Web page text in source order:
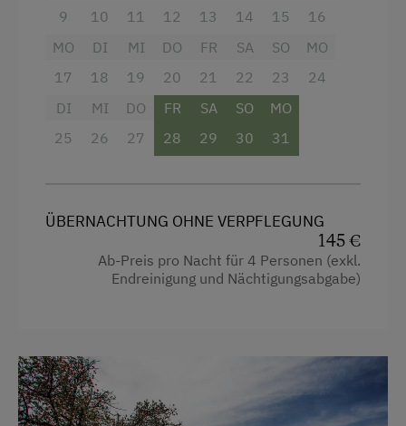
4 Plattenherd
Radio
Backofen
Gitterbett
Haarföhn
Handtücher
Wasserkocher
Küche
9
10
11
12
13
14
15
16
MO
17
DI
18
MI
19
DO
20
FR
21
SA
22
SO
23
MO
24
DI
25
MI
26
DO
27
FR
28
SA
29
SO
30
MO
31
ÜBERNACHTUNG OHNE VERPFLEGUNG
145 €
Ab-Preis pro Nacht für 4 Personen (exkl.
Endreinigung und Nächtigungsabgabe)